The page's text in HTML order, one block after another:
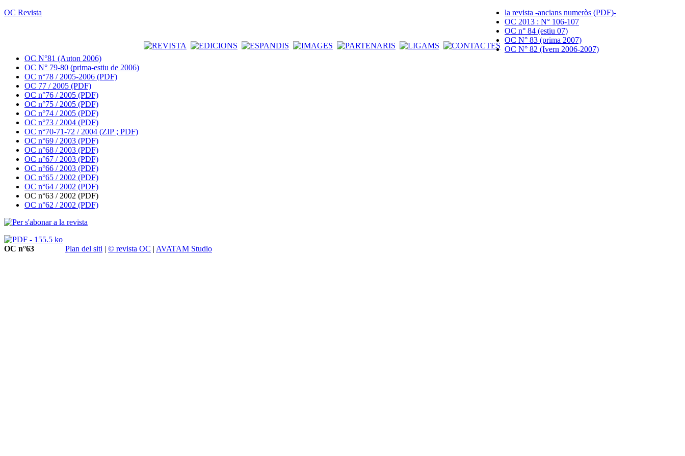
OC Revista
la revista -ancians numeròs (PDF)-
OC 2013 : N° 106-107
OC n° 84 (estiu 07)
OC N° 83 (prima 2007)
OC N° 82 (Ivern 2006-2007)
OC N°81 (Auton 2006)
OC N° 79-80 (prima-estiu de 2006)
OC n°78 / 2005-2006 (PDF)
OC 77 / 2005 (PDF)
OC n°76 / 2005 (PDF)
OC n°75 / 2005 (PDF)
OC n°74 / 2005 (PDF)
OC n°73 / 2004 (PDF)
OC n°70-71-72 / 2004 (ZIP ; PDF)
OC n°69 / 2003 (PDF)
OC n°68 / 2003 (PDF)
OC n°67 / 2003 (PDF)
OC n°66 / 2003 (PDF)
OC n°65 / 2002 (PDF)
OC n°64 / 2002 (PDF)
OC n°63 / 2002 (PDF)
OC n°62 / 2002 (PDF)
OC n°63 Plan del siti | © revista OC | AVATAM Studio